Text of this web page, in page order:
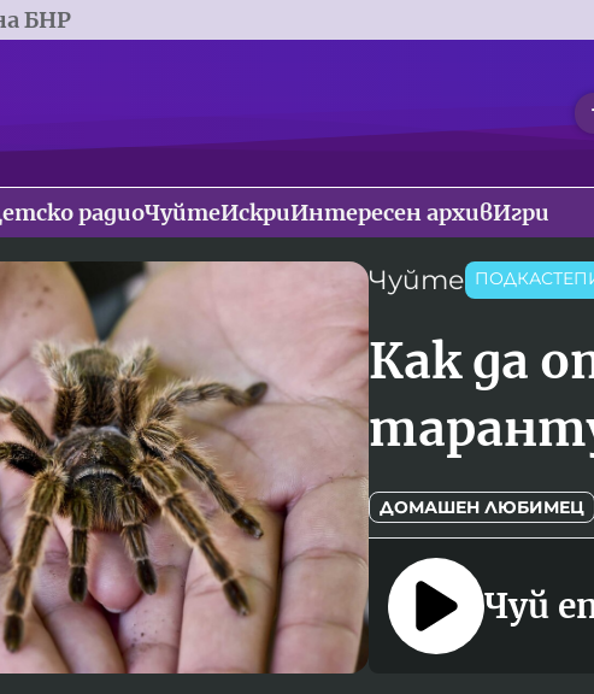
БНР
радиоЧуйтеИскриИнтересен архивИгри
Чуйте
Как да
ДОМАШЕН ЛЮБИМЕЦ
Чуй